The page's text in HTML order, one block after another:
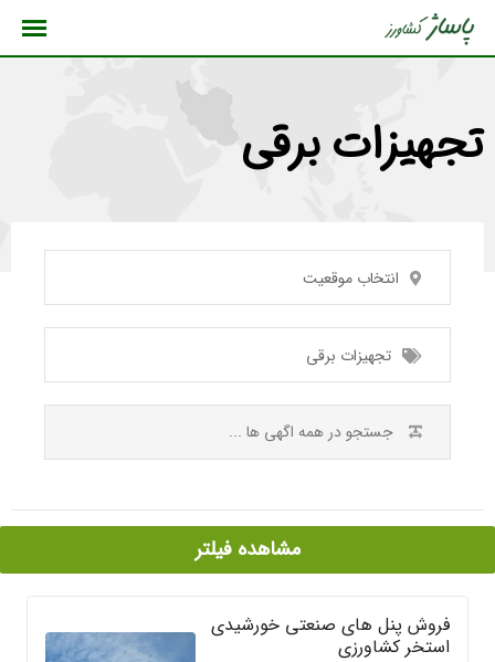
تجهیزات برقی
انتخاب موقعیت
تجهیزات برقی
مشاهده فیلتر
فروش پنل های صنعتی خورشیدی
استخر کشاورزی